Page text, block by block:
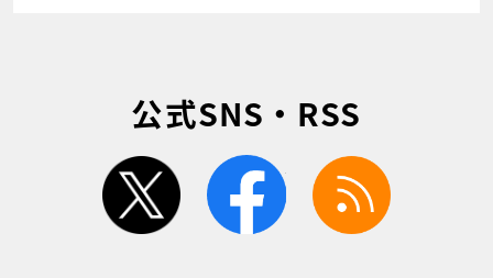
公式SNS・RSS
twitter facebook